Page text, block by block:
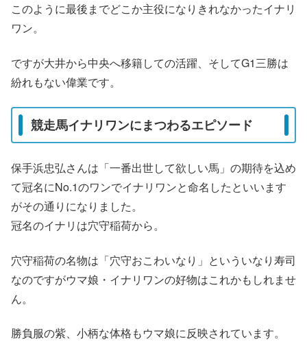
このように最後までどこか主役になりきれなかったイナリ
ワン。
ですが大井から中央へ移籍しての活躍、そしてG1三勝は
紛れもない偉業です。
競走馬イナリワンにまつわるエピソード
保手浜忠弘さんは「一番出世して欲しい馬」の期待を込め
て冠名にNo.1のワンでイナリワンと命名したといいます
がその通りになりました。
冠名のイナリは穴守稲荷から。
穴守稲荷の名物は「穴守おこわいなり」といういなり寿司
なのですがウマ娘・イナリワンの好物はこれかもしれませ
ん。
勝負服の紫、小柄な体格もウマ娘に反映されています。